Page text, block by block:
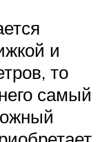
и
то
самый